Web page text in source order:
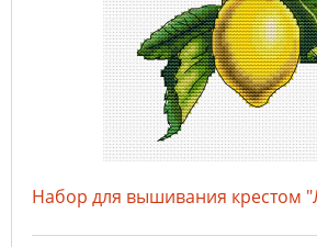
Набор для вышивания крестом